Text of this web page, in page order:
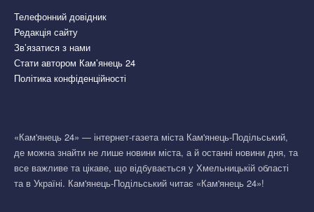
Телефонний довідник
Редакція сайту
Зв’язатися з нами
Стати автором Кам’янець 24
Політика конфіденційності
«Кам'янець 24» — інтернет-газета міста Кам'янець-Подільський,
де можна знайти не лише новини міста, а й останні новини дня, та
все важливе та цікаве, що відбувається у Хмельницькій області
та в Україні. Кам'янець-Подільський читає «Кам'янець 24»!